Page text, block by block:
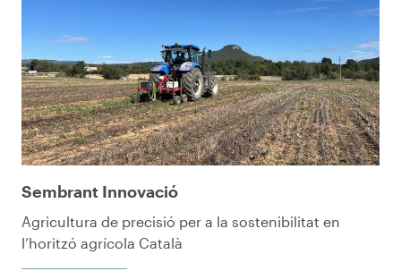
Sembrant Innovació
Agricultura de precisió per a la sostenibilitat en
l’horitzó agrícola Català